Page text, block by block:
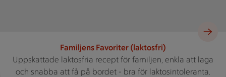
Familjens Favoriter (laktosfri)
Uppskattade laktosfria recept för familjen, enkla att laga
och snabba att få på bordet - bra för laktosintoleranta.